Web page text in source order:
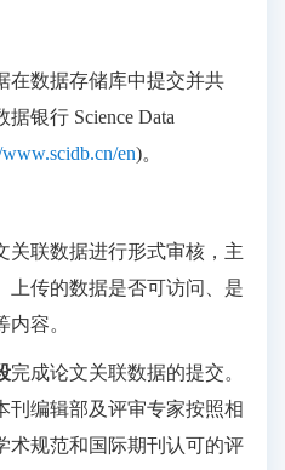
在数据存储库中提交并共
银行 Science Data
en)。
关联数据进行形式审核，主
上传的数据是否可访问、是
容。
完成论文关联数据的提交。
刊编辑部及评审专家按照相
术规范和国际期刊认可的评